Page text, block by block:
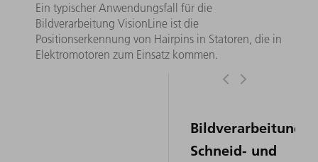
Ein typischer Anwendungsfall für die
Bildverarbeitung VisionLine ist die
Positionserkennung von Hairpins in Statoren, die in
Elektromotoren zum Einsatz kommen.
Bildverarbeitung
Schneid- und